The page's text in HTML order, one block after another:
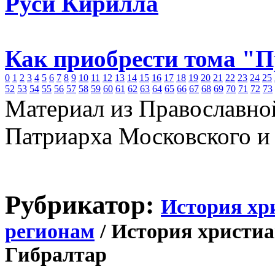
Как приобрести тома
0 1 2 3 4 5 6 7 8 9 10 11 12 13 14 15 16 17 18 19 20 21 22 23 24 25
52 53 54 55 56 57 58 59 60 61 62 63 64 65 66 67 68 69 70 71 72 73
Материал из
Патриарха Московского
Рубрикатор: История
регионам / История
Гибралтар